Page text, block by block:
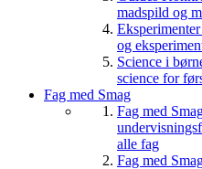
madspild og
og
Science i
science for
Fag med Smag
Fag med
alle fag
Fag med